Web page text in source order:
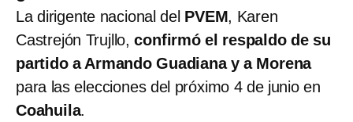
La dirigente nacional del PVEM, Karen
Castrejón Trujllo,confirmó el respaldo de su
partido a Armando Guadiana y a Morena
para las elecciones del próximo 4 de junio en
Coahuila.